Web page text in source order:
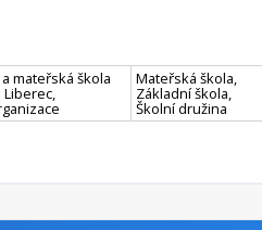
mateřská škola
Liberec,
Mateřská škola,
Základní škola,
Školní družina